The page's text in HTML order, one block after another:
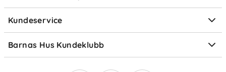
Kundeservice
Om Klarna
Barnas Hus Kundeklubb
Medlemsvilkår